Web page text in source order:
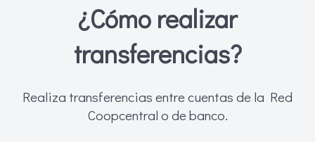
¿Cómo realizar
transferencias?
Realiza transferencias entre cuentas de la Red
Coopcentral o de banco.